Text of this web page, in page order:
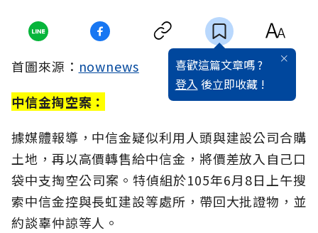
喜歡這篇文章嗎 ?
登入 後立即收藏 !
首圖來源： nownews
中信金掏空案：
據媒體報導，中信金疑似利用人頭與建設公司合購
土地，再以高價轉售給中信金，將價差放入自己口
袋中支掏空公司案。特偵組於105年6月8日上午搜
索中信金控與長虹建設等處所，帶回大批證物，並
約談辜仲諒等人。